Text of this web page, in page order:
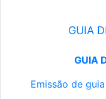
GUIA
GUIA
Emissão de